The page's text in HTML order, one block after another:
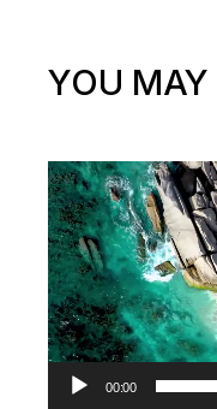
YOU
Video
Player
00:00